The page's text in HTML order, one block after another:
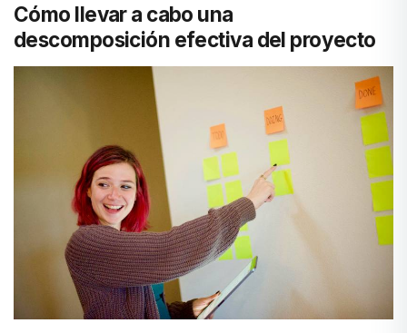
Cómo llevar a cabo una
descomposición efectiva del proyecto